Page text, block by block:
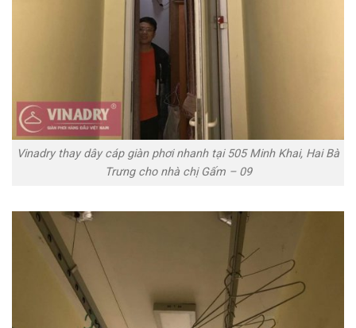
Vinadry thay dây cáp giàn phơi nhanh tại 505 Minh Khai, Hai Bà
Trưng cho nhà chị Gấm – 09